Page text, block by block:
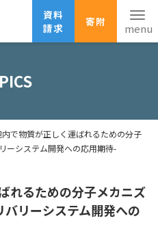
資料
請求
寄附
附
広報刊行物
一般の方 企業・研究者の方
の方 教職員の方
内で物質が正しく運ばれるための分子
ーシステム開発への応用期待-
れるための分子メカニズ
リーシステム開発への